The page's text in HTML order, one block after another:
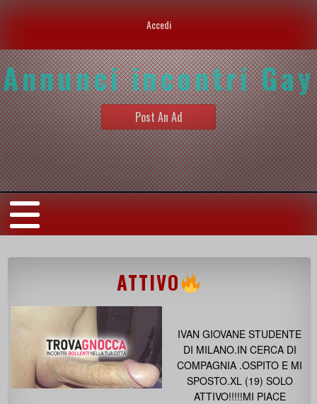
Accedi
Annunci incontri Gay
Post An Ad
ATTIVO
IVAN GIOVANE STUDENTE
DI MILANO.IN CERCA DI
COMPAGNIA .OSPITO E MI
SPOSTO.XL (19) SOLO
ATTIVO!!!!!MI PIACE